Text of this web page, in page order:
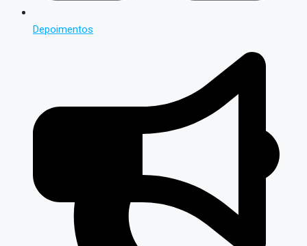
Depoimentos